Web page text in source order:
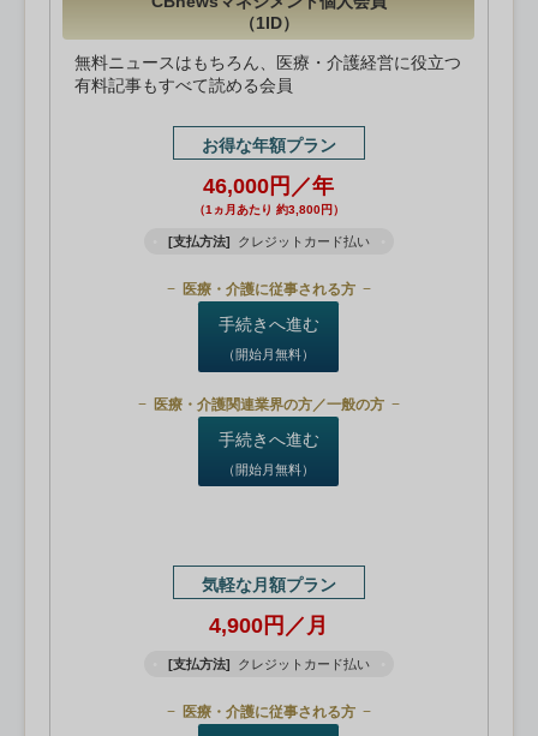
（1ID）
無料ニュースはもちろん、医療・介護経営に役立つ
有料記事もすべて読める会員
お得な年額プラン
46,000円／年
（1ヵ月あたり 約3,800円）
[支払方法] クレジットカード払い
医療・介護に従事される方
手続きへ進む
（開始月無料）
医療・介護関連業界の方／一般の方
手続きへ進む
（開始月無料）
気軽な月額プラン
4,900円／月
[支払方法] クレジットカード払い
医療・介護に従事される方